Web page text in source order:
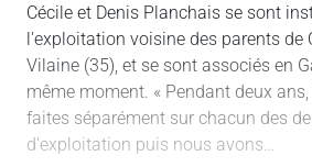
Cécile et Denis Planchais se sont
l'exploitation voisine des parents de
Vilaine (35), et se sont associés en
même moment. « Pendant deux
faites séparément sur chacun des
d'exploitation puis nous avons…